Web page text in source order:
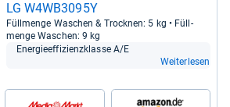
LG W4WB3095Y
Füll­menge Waschen & Trock­nen: 5 kg • Füll­
menge Waschen: 9 kg
Ener­gie­ef­fi­zi­enz­klasse A/E
Weiterlesen